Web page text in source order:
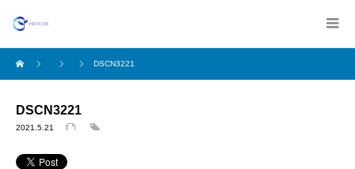
DSCN3221
DSCN3221
2021.5.21